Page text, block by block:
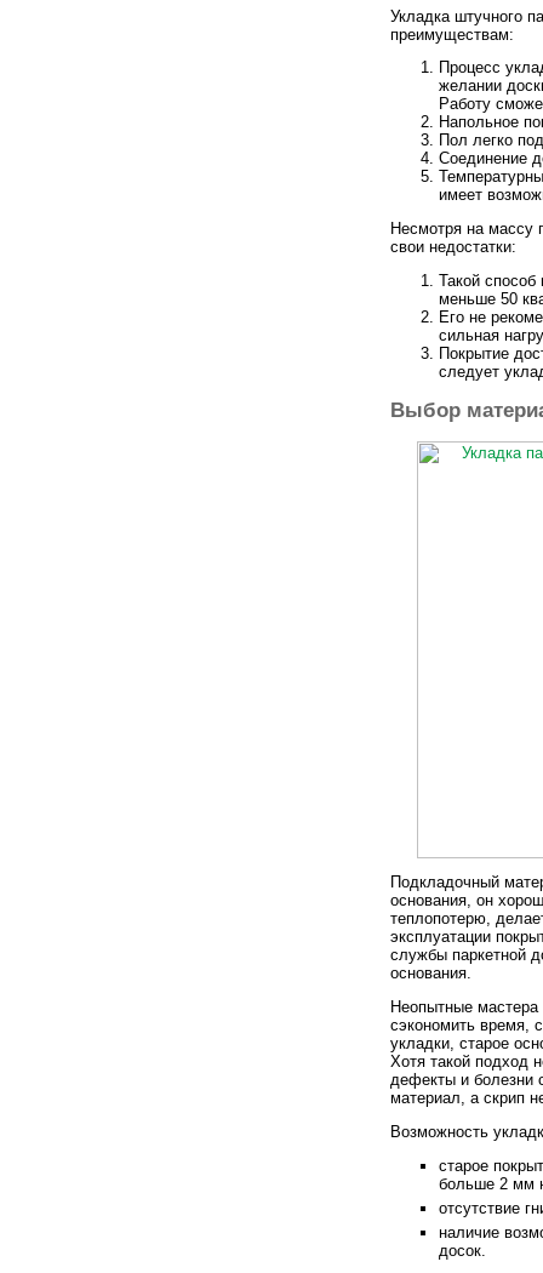
Укладка штучного
преимуществам:
Процесс
желании
Работу
Напольное
Пол легко
Соединение
имеет
Несмотря на массу
свои недостатки:
Такой
меньше 50
Его не
сильная
Покрытие
следует
Выбор
Подкладочный
основания, он
теплопотерю,
эксплуатации
службы паркетной
основания.
Неопытные мастера
сэкономить время,
укладки, старое
Хотя такой подход
дефекты и болезни
материал, а скрип
Возможность
старое
больше 2 мм
отсутствие
наличие
досок.